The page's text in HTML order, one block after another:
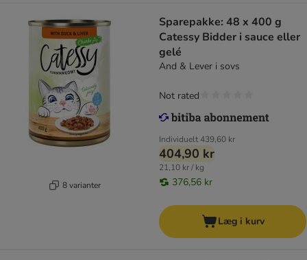
8 varianter
Sparepakke: 48 x 400 g
Catessy Bidder i sauce eller
gelé
And & Lever i sovs
Individuelt439,60 kr
404,90 kr
21,10 kr / kg
376,56 kr
Not rated
Læg i kurv